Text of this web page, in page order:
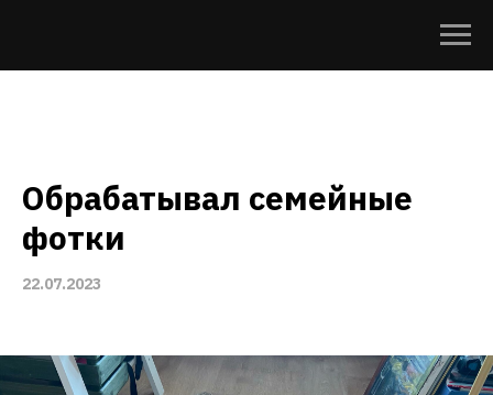
Обрабатывал семейные
фотки
22.07.2023